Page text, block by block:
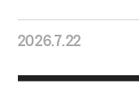
2026.7.22